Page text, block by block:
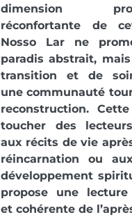
dimension
réconfortante de
Nosso Lar ne
paradis abstrait,
transition et de
une communauté
reconstruction.
toucher des
aux récits de vie
réincarnation ou
développement
propose une
et cohérente de